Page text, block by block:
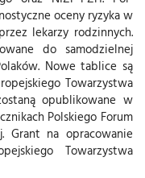
oceny ryzyka w
lekarzy rodzinnych.
do samodzielnej
Nowe tablice są
Towarzystwa
opublikowane w
Polskiego Forum
Grant na opracowanie
Towarzystwa